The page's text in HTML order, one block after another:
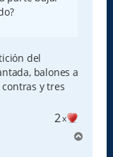
del
balones a
y tres
2x